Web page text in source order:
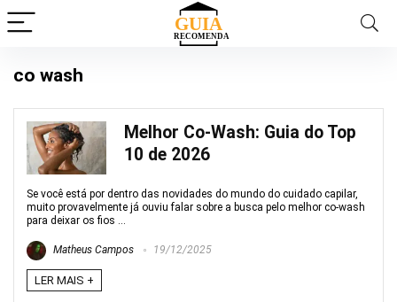
co wash
Melhor Co-Wash: Guia do Top
10 de 2026
Se você está por dentro das novidades do mundo do cuidado capilar,
muito provavelmente já ouviu falar sobre a busca pelo melhor co-wash
para deixar os fios ...
Matheus Campos 19/12/2025
LER MAIS +